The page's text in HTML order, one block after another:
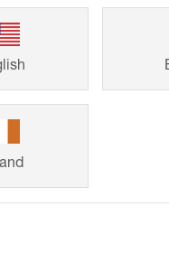
til store
–
af vores kunders
til dit eget